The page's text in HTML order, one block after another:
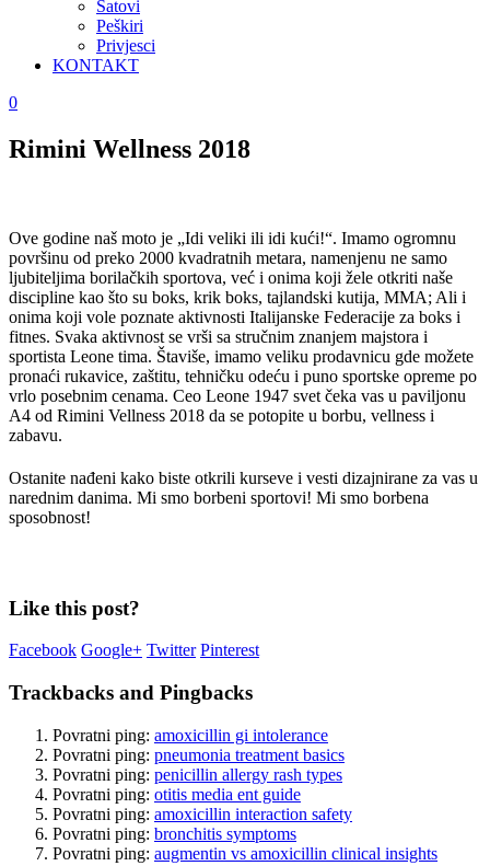
Satovi
Peškiri
Privjesci
KONTAKT
0
Rimini Wellness 2018
Ove godine naš moto je „Idi veliki ili idi kući!“. Imamo ogromnu
površinu od preko 2000 kvadratnih metara, namenjenu ne samo
ljubiteljima borilačkih sportova, već i onima koji žele otkriti naše
discipline kao što su boks, krik boks, tajlandski kutija, MMA; Ali i
onima koji vole poznate aktivnosti Italijanske Federacije za boks i
fitnes. Svaka aktivnost se vrši sa stručnim znanjem majstora i
sportista Leone tima. Štaviše, imamo veliku prodavnicu gde možete
pronaći rukavice, zaštitu, tehničku odeću i puno sportske opreme po
vrlo posebnim cenama. Ceo Leone 1947 svet čeka vas u paviljonu
A4 od Rimini Vellness 2018 da se potopite u borbu, vellness i
zabavu.
Ostanite nađeni kako biste otkrili kurseve i vesti dizajnirane za vas u
narednim danima. Mi smo borbeni sportovi! Mi smo borbena
sposobnost!
Like this post?
Facebook Google+ Twitter Pinterest
Trackbacks and Pingbacks
Povratni ping: amoxicillin gi intolerance
Povratni ping: pneumonia treatment basics
Povratni ping: penicillin allergy rash types
Povratni ping: otitis media ent guide
Povratni ping: amoxicillin interaction safety
Povratni ping: bronchitis symptoms
Povratni ping: augmentin vs amoxicillin clinical insights